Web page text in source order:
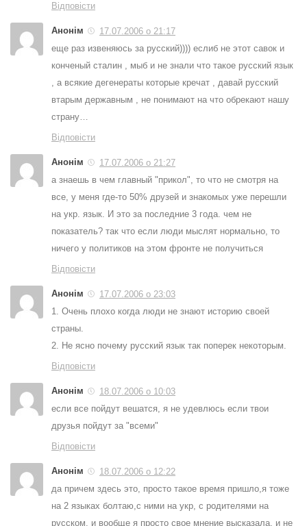
Відповісти
Анонім
17.07.2006 о 21:17
еще раз извеняюсь за русский)))) еслиб не этот савок и
конченый сталин , мыб и не знали что такое русский язык
, а всякие дегенераты которые кречат , давай русский
втарым державным , не понимают на что обрекают нашу
страну…
Відповісти
Анонім
17.07.2006 о 21:27
а знаешь в чем главный "прикол", то что не смотря на
все, у меня где-то 50% друзей и знакомых уже перешли
на укр. язык. И это за последние 3 года. чем не
показатель? так что если люди мыслят нормально, то
ничего у политиков на этом фронте не получиться
Відповісти
Анонім
17.07.2006 о 23:03
1. Очень плохо когда люди не знают историю своей
страны.
2. Не ясно почему русский язык так поперек некоторым.
Відповісти
Анонім
18.07.2006 о 10:03
если все пойдут вешатся, я не удевлюсь если твои
друзья пойдут за "всеми"
Відповісти
Анонім
18.07.2006 о 12:22
да причем здесь это, просто такое время пришло,я тоже
на 2 языках болтаю,с ними на укр, с родителями на
русском. и вообще я просто свое мнение высказала, и не